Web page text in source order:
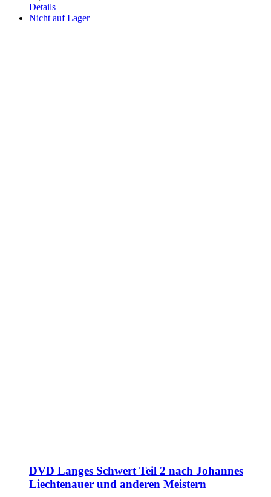
Details
Nicht auf Lager
DVD Langes Schwert Teil 2 nach Johannes
Liechtenauer und anderen Meistern